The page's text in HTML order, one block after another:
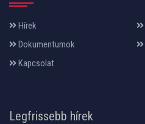
Hírek
Dokumentumok
Kapcsolat
Legfrissebb hírek